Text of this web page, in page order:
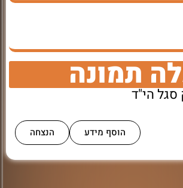
תמונה
סגל הי"ד
הוסף מידע הנצחה